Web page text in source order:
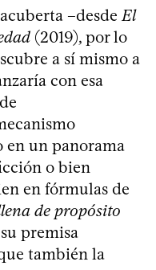
–desdeEl
(2019), por lo
a sí mismo a
con esa
un panorama
o bien
en fórmulas de
de propósito
premisa
también la